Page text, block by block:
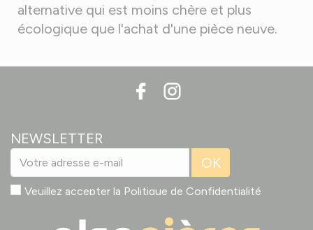
alternative qui est moins chère et plus
écologique que l'achat d'une pièce neuve.
NEWSLETTER
OK
Veuillez accepter la Politique de Confidentialité